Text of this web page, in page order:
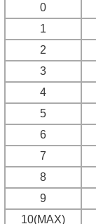
0
1
2
3
4
5
6
7
8
9
10(MAX)